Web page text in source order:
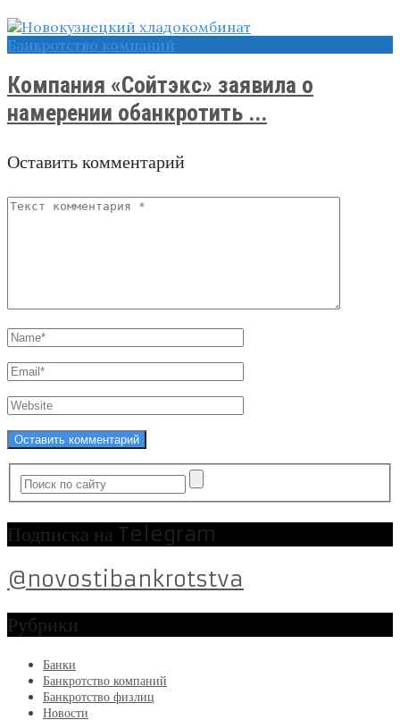
Банкротство компаний
Компания «Сойтэкс» заявила о
намерении обанкротить ...
Оставить комментарий
Подписка на Telegram
@novostibankrotstva
Рубрики
Банки
Банкротство компаний
Банкротство физлиц
Новости